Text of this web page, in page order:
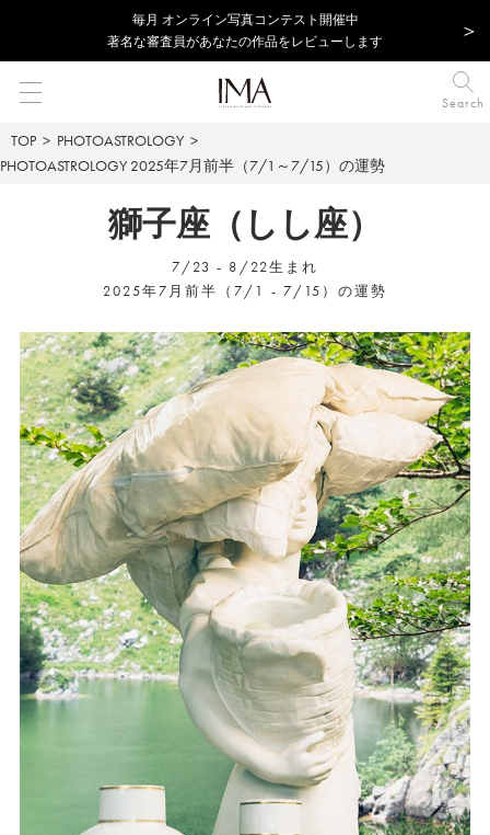
毎⽉ オンライン写真コンテスト開催中
著名な審査員があなたの作品をレビューします
Search
TOP
PHOTOASTROLOGY
PHOTOASTROLOGY 2025年7月前半（7/1～7/15）の運勢
獅子座（しし座）
7/23 - 8/22生まれ
2025年7月前半（7/1 - 7/15）の運勢